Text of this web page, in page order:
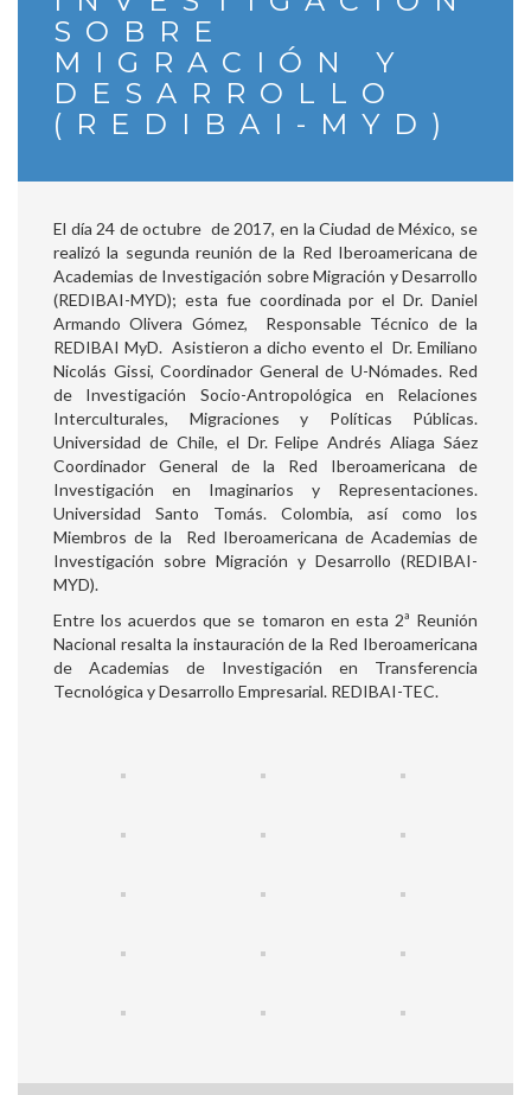
SOBRE
MIGRACIÓN Y
DESARROLLO
(REDIBAI-MYD)
El día 24 de octubre de 2017, en la Ciudad de México, se
realizó la segunda reunión de la Red Iberoamericana de
Academias de Investigación sobre Migración y Desarrollo
(REDIBAI-MYD); esta fue coordinada por el Dr. Daniel
Armando Olivera Gómez, Responsable Técnico de la
REDIBAI MyD. Asistieron a dicho evento el Dr. Emiliano
Nicolás Gissi, Coordinador General de U-Nómades. Red
de Investigación Socio-Antropológica en Relaciones
Interculturales, Migraciones y Políticas Públicas.
Universidad de Chile, el Dr. Felipe Andrés Aliaga Sáez
Coordinador General de la Red Iberoamericana de
Investigación en Imaginarios y Representaciones.
Universidad Santo Tomás. Colombia, así como los
Miembros de la Red Iberoamericana de Academias de
Investigación sobre Migración y Desarrollo (REDIBAI-
MYD).
Entre los acuerdos que se tomaron en esta 2ª Reunión
Nacional resalta la instauración de la Red Iberoamericana
de Academias de Investigación en Transferencia
Tecnológica y Desarrollo Empresarial. REDIBAI-TEC.